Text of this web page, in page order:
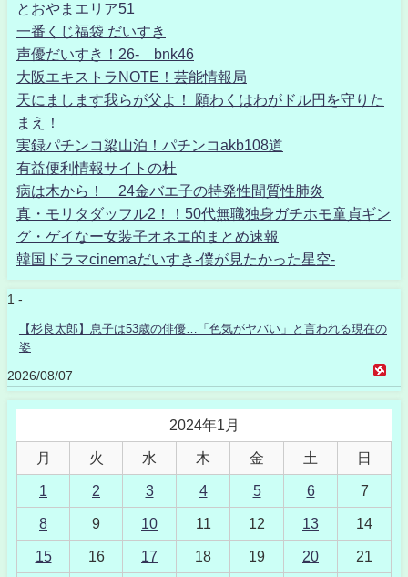
とおやまエリア51
一番くじ福袋 だいすき
声優だいすき！26- bnk46
大阪エキストラNOTE！芸能情報局
天にまします我らが父よ！ 願わくはわがドル円を守りた
まえ！
実録パチンコ梁山泊！パチンコakb108道
有益便利情報サイトの杜
病は木から！ 24金バエ子の特発性間質性肺炎
真・モリタダッフル2！！50代無職独身ガチホモ童貞ギン
グ・ゲイなー女装子オネエ的まとめ速報
韓国ドラマcinemaだいすき-僕が見たかった星空-
1 -
【杉良太郎】息子は53歳の俳優…「色気がヤバい」と言われる現在の
姿
2026/08/07
2024年1月
月 火 水 木 金 土 日
1 2 3 4 5 6 7
8 9 10 11 12 13 14
15 16 17 18 19 20 21